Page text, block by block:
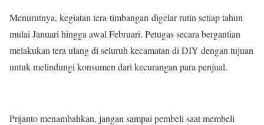
Menurutnya, kegiatan tera timbangan digelar rutin setiap tahun
mulai Januari hingga awal Februari. Petugas secara bergantian
melakukan tera ulang di seluruh kecamatan di DIY dengan tujuan
untuk melindungi konsumen dari kecurangan para penjual.
Prijanto menambahkan, jangan sampai pembeli saat membeli